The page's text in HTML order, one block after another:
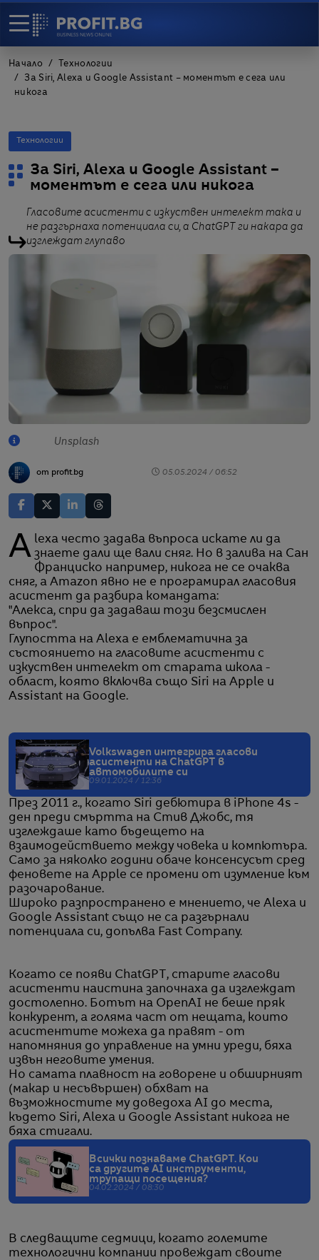
Начало
Технологии
За Siri, Alexa и Google Assistant – моментът е сега или
никога
Технологии
За Siri, Alexa и Google Assistant –
моментът е сега или никога
Гласовите асистенти с изкуствен интелект така и
не разгърнаха потенциала си, а ChatGPT ги накара да
изглеждат глупаво
Unsplash
от profit.bg 05.05.2024 / 06:52
Alexa често задава въпроса искате ли да знаете дали ще вали сняг. Но в залива на Сан
Франциско например, никога не се очаква
сняг, а Amazon явно не е програмирал гласовия
асистент да разбира командата:
"Алекса, спри да задаваш този безсмислен
въпрос".
Глупостта на Alexa е емблематична за
състоянието на гласовите асистенти с
изкуствен интелект от старата школа -
област, която включва също Siri на Apple и
Assistant на Google.
Volkswagen интегрира гласови
асистенти на ChatGPT в
автомобилите си
09.01.2024 / 12:36
През 2011 г., когато Siri дебютира в iPhone 4s -
ден преди смъртта на Стив Джобс, тя
изглеждаше като бъдещето на
взаимодействието между човека и компютъра.
Само за няколко години обаче консенсусът сред
феновете на Apple се промени от изумление към
разочарование.
Широко разпространено е мнението, че Alexa и
Google Assistant също не са разгърнали
потенциала си, допълва Fast Company.
Когато се появи ChatGPT, старите гласови
асистенти наистина започнаха да изглеждат
достолепно. Ботът на OpenAI не беше пряк
конкурент, а голяма част от нещата, които
асистентите можеха да правят - от
напомняния до управление на умни уреди, бяха
извън неговите умения.
Но самата плавност на говорене и обширният
(макар и несъвършен) обхват на
възможностите му доведоха AI до места,
където Siri, Alexa и Google Assistant никога не
бяха стигали.
Всички познаваме ChatGPT. Кои
са другите AI инструменти,
трупащи посещения?
04.02.2024 / 08:30
В следващите седмици, когато големите
технологични компании провеждат своите